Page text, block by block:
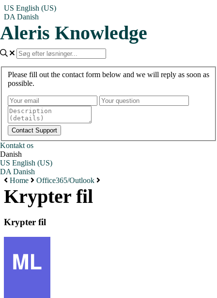
US English (US)
DA Danish
Aleris Knowledge
Please fill out the contact form below and we will reply as soon as
possible.
Kontakt os
Danish
US English (US)
DA Danish
Home
Office365/Outlook
Krypter fil
Krypter fil